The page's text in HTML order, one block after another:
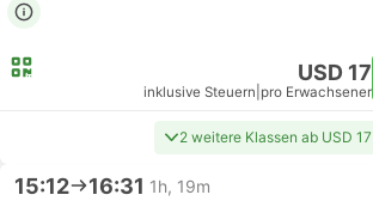
USD 17
inklusive Steuern pro Erwachsener
2 weitere Klassen ab USD 17
15:12 16:31 1h, 19m